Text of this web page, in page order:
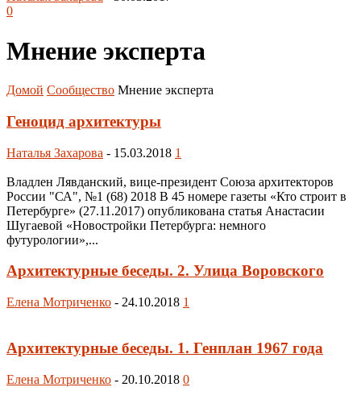
0
Мнение эксперта
Домой Сообщество Мнение эксперта
Геноцид архитектуры
Наталья Захарова - 15.03.2018 1
Владлен Лявданский, вице-президент Союза архитекторов
России "СА", №1 (68) 2018 В 45 номере газеты «Кто строит в
Петербурге» (27.11.2017) опубликована статья Анастасии
Шугаевой «Новостройки Петербурга: немного
футурологии»,...
Архитектурные беседы. 2. Улица Воровского
Елена Мотриченко - 24.10.2018 1
Архитектурные беседы. 1. Генплан 1967 года
Елена Мотриченко - 20.10.2018 0